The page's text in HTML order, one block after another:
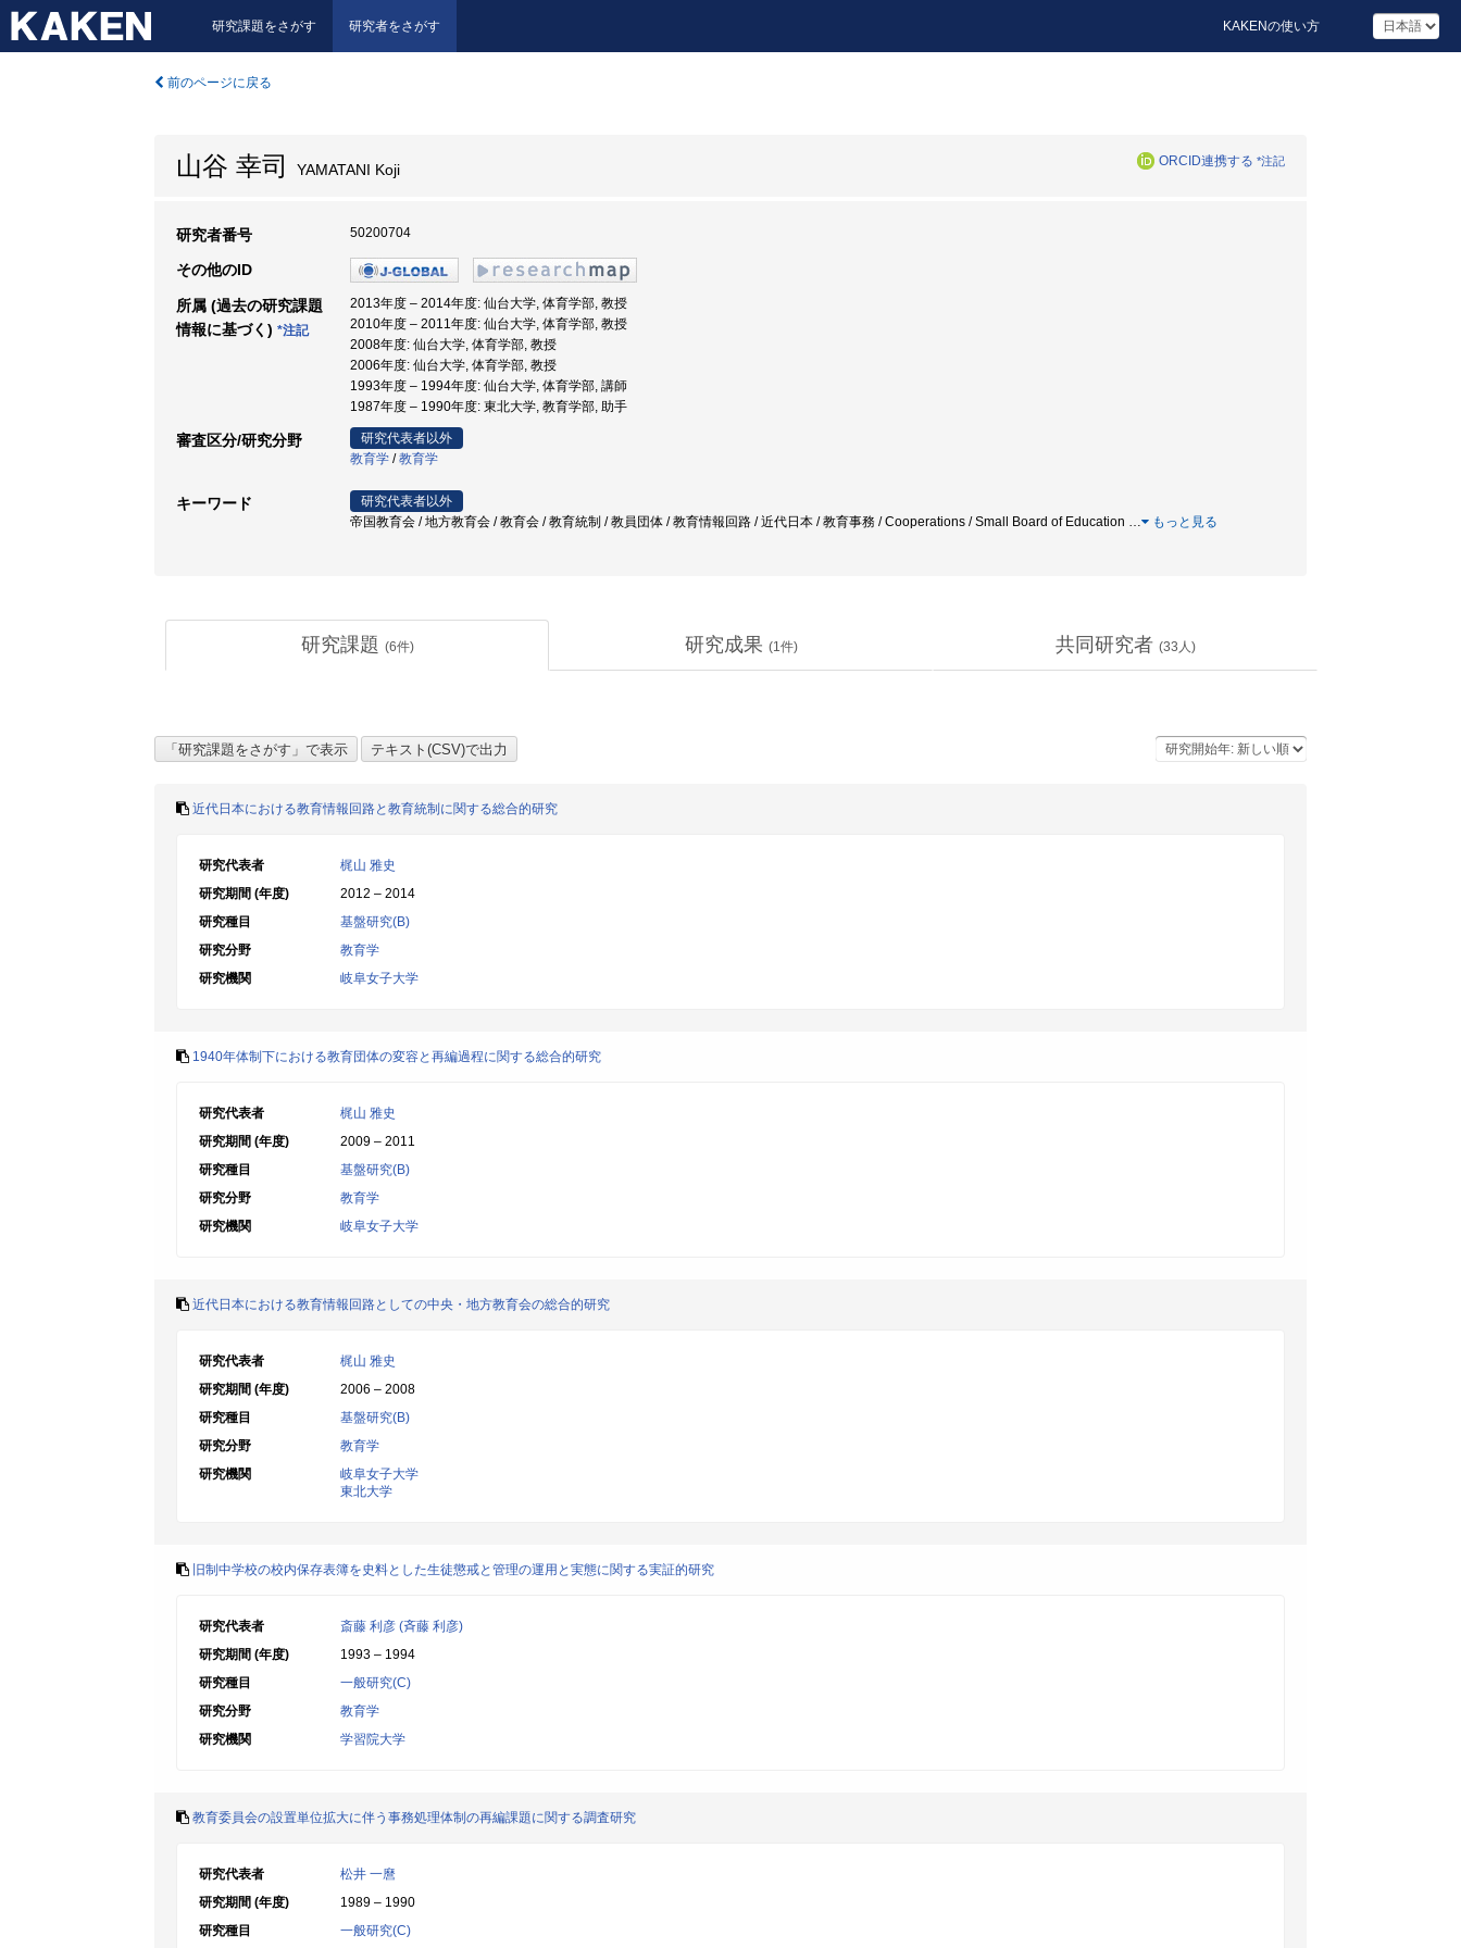
研究課題をさがす 研究者をさがす KAKENの使い方
前のページに戻る
山谷 幸司 YAMATANI Koji ORCID連携する *注記
研究者番号 50200704
その他のID
所属 (過去の研究課題
情報に基づく) *注記
2013年度 – 2014年度: 仙台大学, 体育学部, 教授
2010年度 – 2011年度: 仙台大学, 体育学部, 教授
2008年度: 仙台大学, 体育学部, 教授
2006年度: 仙台大学, 体育学部, 教授
1993年度 – 1994年度: 仙台大学, 体育学部, 講師
1987年度 – 1990年度: 東北大学, 教育学部, 助手
審査区分/研究分野
研究代表者以外
教育学 /教育学
キーワード
研究代表者以外
帝国教育会 / 地方教育会 / 教育会 / 教育統制 / 教員団体 / 教育情報回路 / 近代日本 / 教育事務 / Cooperations / Small Board of Education … もっと見る
研究課題 (6件) 研究成果 (1件) 共同研究者 (33 人)
近代日本における教育情報回路と教育統制に関する総合的研究
研究代表者
梶山 雅史
研究期間 (年度)
2012 – 2014
研究種目
基盤研究(B)
研究分野
教育学
研究機関
岐阜女子大学
1940年体制下における教育団体の変容と再編過程に関する総合的研究
研究代表者
梶山 雅史
研究期間 (年度)
2009 – 2011
研究種目
基盤研究(B)
研究分野
教育学
研究機関
岐阜女子大学
近代日本における教育情報回路としての中央・地方教育会の総合的研究
研究代表者
梶山 雅史
研究期間 (年度)
2006 – 2008
研究種目
基盤研究(B)
研究分野
教育学
研究機関
岐阜女子大学
東北大学
旧制中学校の校内保存表簿を史料とした生徒懲戒と管理の運用と実態に関する実証的研究
研究代表者
斎藤 利彦 (斉藤 利彦)
研究期間 (年度)
1993 – 1994
研究種目
一般研究(C)
研究分野
教育学
研究機関
学習院大学
教育委員会の設置単位拡大に伴う事務処理体制の再編課題に関する調査研究
研究代表者
松井 一麿
研究期間 (年度)
1989 – 1990
研究種目
一般研究(C)